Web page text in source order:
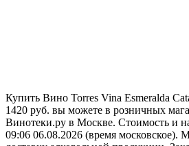
Купить Вино Torres Vina Esmeralda
1420 руб. вы можете в розничных
Винотеки.ру в Москве. Стоимость и
09:06 06.08.2026 (время московское).